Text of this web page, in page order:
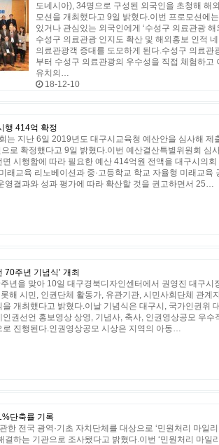
도네시아), 34명으로 구성된 외국인을 초청해 해
모션을 개최했다고 9일 밝혔다.이번 프로모션에
있거나 관심있는 외국인에게 ‘수성구 의료관광 해
수성구 의료관광 인지도 확산 및 해외홍보 인적
의료관광객 증대를 도모하게 된다.수성구 의료관
부터 수성구 의료관광의 우수성을 직접 체험하고
유치의…
18-12-10
행 414억 확정
는 지난 6일 2019년도 대구시교육청 예산안을 심사해 제
로 확정했다고 9일 밝혔다.이번 예산결산특별위원회 심
시행함에 따라 필요한 예산 414억원 전액을 대구시의
래교육 리노베이션과 중·고등학교 학교 자율형 미래교육
영결과와 성과 평가에 따라 확산할 것을 권고하면서 25…
70주년 기념식’ 개최
년을 맞아 10일 대구경북디자인센터에서 권영진 대구시
해 시민, 인권단체 활동가, 유관기관, 시민사회단체 관계
개최했다고 밝혔다.이날 기념식은 대구시, 국가인권위
권선언 홍보영상 상영, 기념사, 축사, 인권영상공모 우수
로 진행된다.인권영상공모 시상은 지역의 아동…
단축률 기록
한 전국 광역·기초 자치단체를 대상으로 ‘민원처리 마일
하는 기관으로 조사됐다고 밝혔다.이번 ‘민원처리 마일